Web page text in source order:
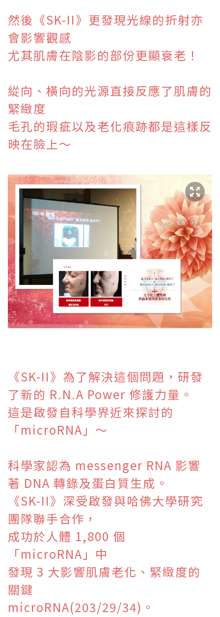
然後《SK-II》更發現光線的折射亦
會影響觀感
尤其肌膚在陰影的部份更顯衰老！
緃向、橫向的光源直接反應了肌膚的
緊緻度
毛孔的瑕疵以及老化痕跡都是這樣反
映在臉上～
《SK-II》為了解決這個問題，研發
了新的 R.N.A Power 修護力量。
這是啟發自科學界近來探討的
「microRNA」～
科學家認為 messenger RNA 影響
著 DNA 轉錄及蛋白質生成。
《SK-II》 深受啟發與哈佛大學研究
團隊聯手合作，
成功於人體 1,800 個
「microRNA」中
發現 3 大影響肌膚老化、緊緻度的
關鍵
microRNA(203/29/34)。